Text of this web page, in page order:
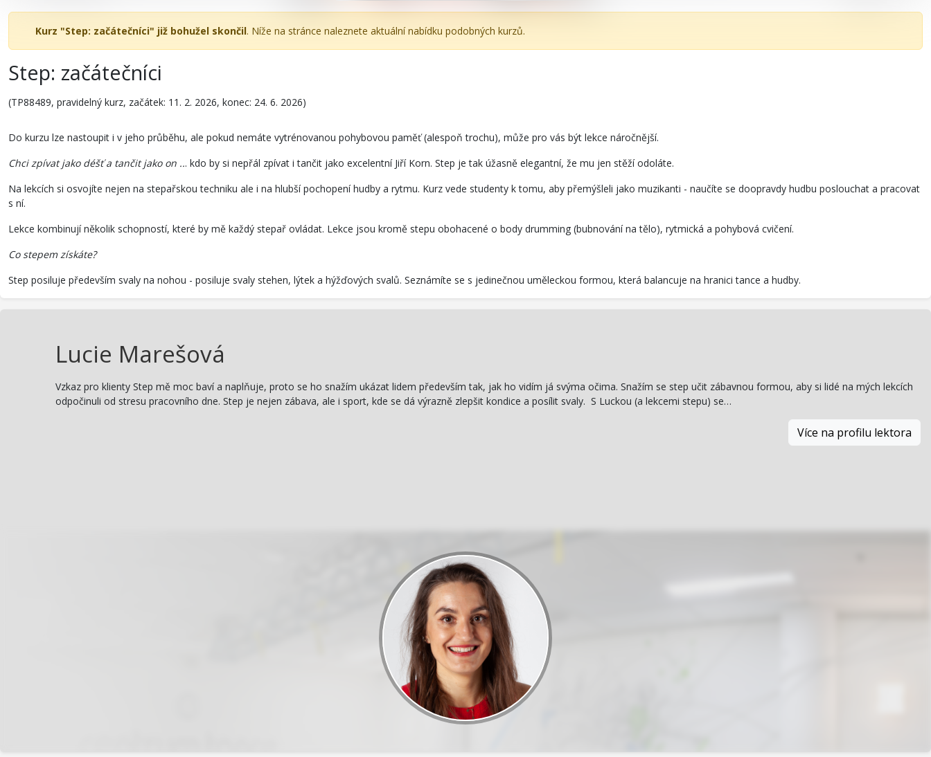
Kurz "Step: začátečníci" již bohužel skončil. Níže na stránce naleznete aktuální nabídku podobných kurzů.
Step: začátečníci
(TP88489, pravidelný kurz, začátek: 11. 2. 2026, konec: 24. 6. 2026)
Do kurzu lze nastoupit i v jeho průběhu, ale pokud nemáte vytrénovanou pohybovou paměť (alespoň trochu), může pro vás být lekce náročnější.
Chci zpívat jako déšť a tančit jako on ... kdo by si nepřál zpívat i tančit jako excelentní Jiří Korn. Step je tak úžasně elegantní, že mu jen stěží odoláte.
Na lekcích si osvojíte nejen na stepařskou techniku ale i na hlubší pochopení hudby a rytmu. Kurz vede studenty k tomu, aby přemýšleli jako muzikanti - naučíte se doopravdy hudbu poslouchat a pracovat
s ní.
Lekce kombinují několik schopností, které by mě každý stepař ovládat. Lekce jsou kromě stepu obohacené o body drumming (bubnování na tělo), rytmická a pohybová cvičení.
Co stepem získáte?
Step posiluje především svaly na nohou - posiluje svaly stehen, lýtek a hýžďových svalů. Seznámíte se s jedinečnou uměleckou formou, která balancuje na hranici tance a hudby.
Lucie Marešová
Vzkaz pro klienty Step mě moc baví a naplňuje, proto se ho snažím ukázat lidem především tak, jak ho vidím já svýma očima. Snažím se step učit zábavnou formou, aby si lidé na mých lekcích
odpočinuli od stresu pracovního dne. Step je nejen zábava, ale i sport, kde se dá výrazně zlepšit kondice a posílit svaly. S Luckou (a lekcemi stepu) se…
Více na profilu lektora